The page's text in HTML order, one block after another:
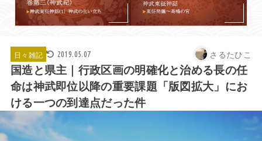
日々雑記 2019.05.07 さるたひこ
国造と県主｜行政区画の明確化と治める長の任
命は神武即位以降の重要課題「版図拡大」にお
ける一つの到達点だった件